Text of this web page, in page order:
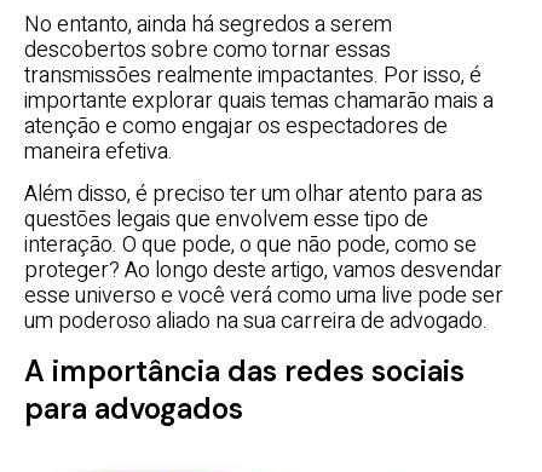
No entanto, ainda há segredos a serem
descobertos sobre como tornar essas
transmissões realmente impactantes. Por isso, é
importante explorar quais temas chamarão mais a
atenção e como engajar os espectadores de
maneira efetiva.
Além disso, é preciso ter um olhar atento para as
questões legais que envolvem esse tipo de
interação. O que pode, o que não pode, como se
proteger? Ao longo deste artigo, vamos desvendar
esse universo e você verá como uma live pode ser
um poderoso aliado na sua carreira de advogado.
A importância das redes sociais
para advogados